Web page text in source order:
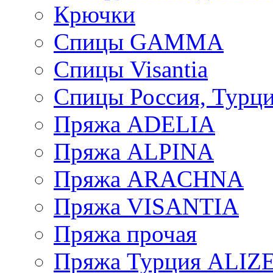
Крючки
Спицы GAMMA
Спицы Visantia
Спицы Россия,
Пряжа ADELIA
Пряжа ALPINA
Пряжа ARACHNA
Пряжа VISANTIA
Пряжа прочая
Пряжа Турция